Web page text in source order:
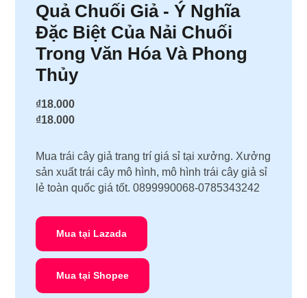
Quả Chuối Giả - Ý Nghĩa
Đặc Biệt Của Nải Chuối
Trong Văn Hóa Và Phong
Thủy
₫18.000
₫18.000
Mua trái cây giả trang trí giá sỉ tại xưởng. Xưởng
sản xuất trái cây mô hình, mô hình trái cây giả sỉ
lẻ toàn quốc giá tốt. 0899990068-0785343242
Mua tại Lazada
Mua tại Shopee